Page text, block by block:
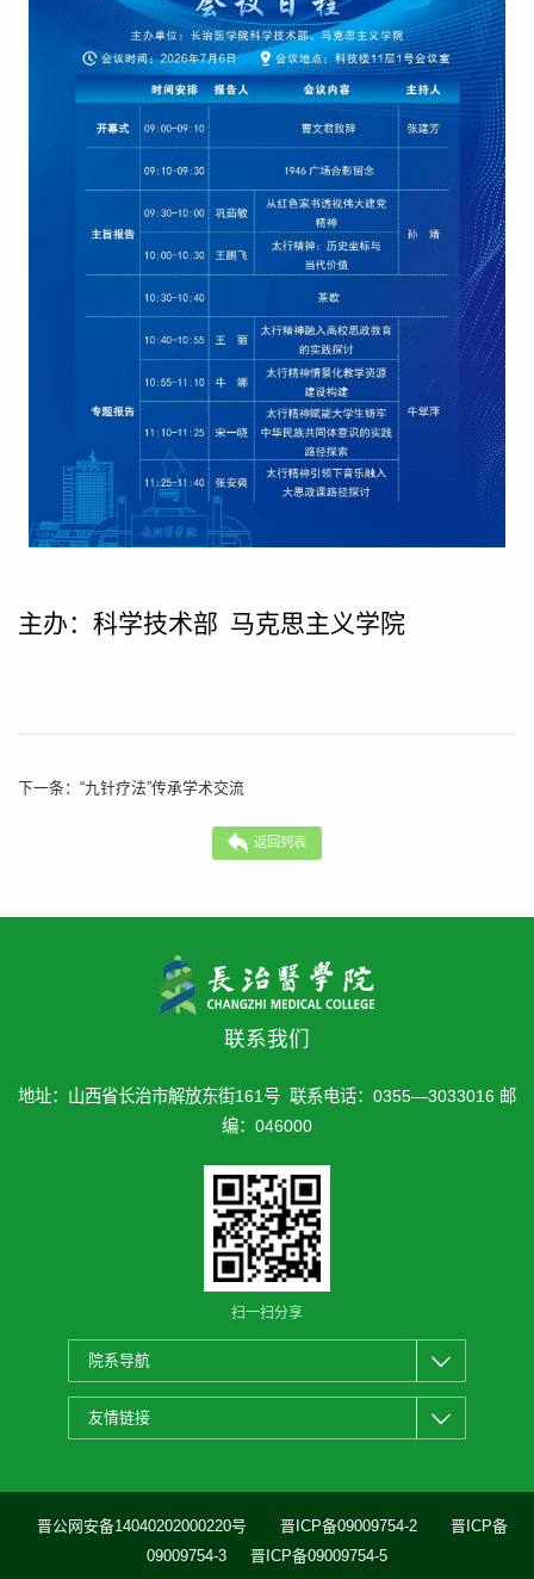
主办：科学技术部 马克思主义学院
下一条： “九针疗法”传承学术交流
返回列表
联系我们
地址：山西省长治市解放东街161号 联系电话：0355—3033016 邮
编：046000
扫一扫分享
院系导航
友情链接
晋公网安备14040202000220号 晋ICP备09009754-2
晋ICP备
09009754-3
晋ICP备09009754-5